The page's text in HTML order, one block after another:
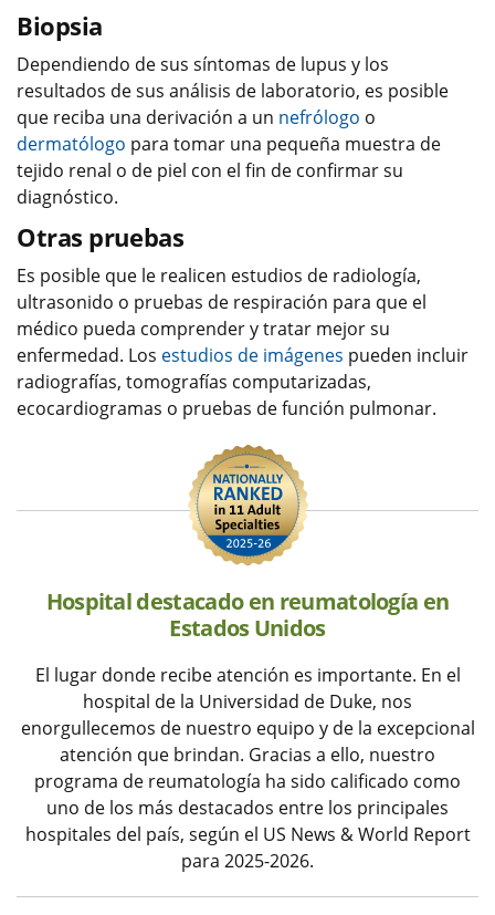
Biopsia
Dependiendo de sus síntomas de lupus y los
resultados de sus análisis de laboratorio, es posible
que reciba una derivación a un nefrólogo o
dermatólogo para tomar una pequeña muestra de
tejido renal o de piel con el fin de confirmar su
diagnóstico.
Otras pruebas
Es posible que le realicen estudios de radiología,
ultrasonido o pruebas de respiración para que el
médico pueda comprender y tratar mejor su
enfermedad. Los estudios de imágenes pueden incluir
radiografías, tomografías computarizadas,
ecocardiogramas o pruebas de función pulmonar.
Hospital destacado en reumatología en
Estados Unidos
El lugar donde recibe atención es importante. En el
hospital de la Universidad de Duke, nos
enorgullecemos de nuestro equipo y de la excepcional
atención que brindan. Gracias a ello, nuestro
programa de reumatología ha sido calificado como
uno de los más destacados entre los principales
hospitales del país, según el US News & World Report
para 2025-2026.